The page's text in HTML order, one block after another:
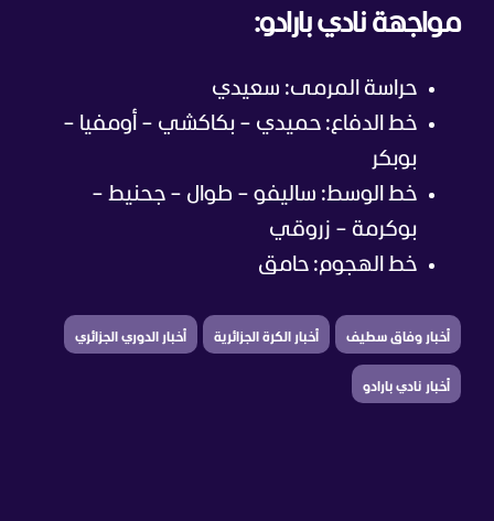
مواجهة نادي بارادو:
حراسة المرمى: سعيدي
خط الدفاع: حميدي – بكاكشي – أومفيا –
بوبكر
خط الوسط: ساليفو – طوال – جحنيط –
بوكرمة – زروقي
خط الهجوم: حامق
أخبار وفاق سطيف أخبار الكرة الجزائرية أخبار الدوري الجزائري
أخبار نادي بارادو